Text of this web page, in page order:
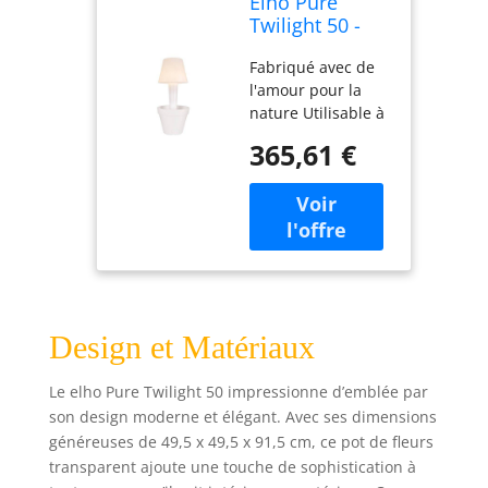
Twilight 50 -
Transparent -
Intérieur &
Extérieur - Ø 50
x H 113.8 cm
Fabriqué avec de
l'amour pour la
nature Utilisable à
à l'extérieur
comprend une
ampoule à
économie
d'énergie de 11
watts de sorte
de 5 mètres de
long pour que vous
puissiez le placer
partout Grâce à
son fond surélevé,
vous n'avez pas à
remplir
365,61 €
Design et Matériaux
Le elho Pure Twilight 50 impressionne d’emblée par
son design moderne et élégant. Avec ses dimensions
généreuses de 49,5 x 49,5 x 91,5 cm, ce pot de fleurs
transparent ajoute une touche de sophistication à